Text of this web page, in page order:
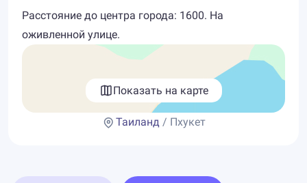
Расстояние до центра города: 1600. На
оживленной улице.
Показать на карте
Таиланд / Пхукет